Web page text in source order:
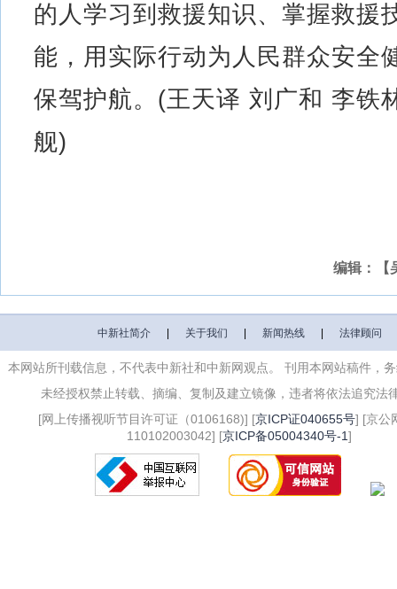
的人学习到救援知识、掌握救援
能，用实际行动为人民群众安全
保驾护航。(王天译 刘广和 李铁
舰)
编辑：【
中新社简介| 关于我们 新闻热线| 法律顾问
本网站所刊载信息，不代表中新社和中新网观点。 刊用本网站稿件，
未经授权禁止转载、摘编、复制及建立镜像，违者将依法追究法
[网上传播视听节目许可证（0106168)] [京ICP证040655号] [京公
110102003042] [京ICP备05004340号-1]